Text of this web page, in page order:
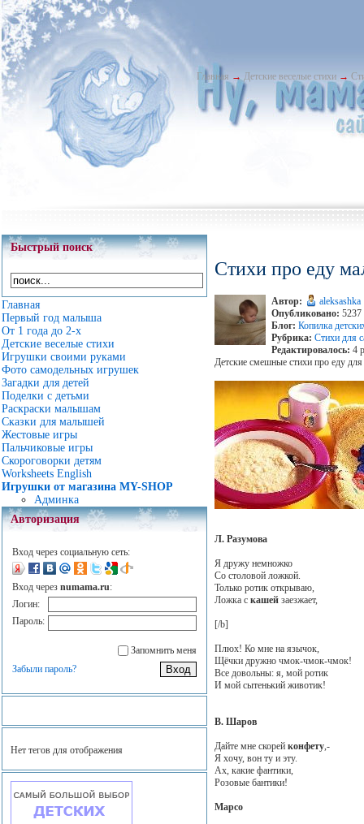
Главная → Детские веселые стихи →
Быстрый поиск
Главная
Первый год малыша
От 1 года до 2-х
Детские веселые стихи
Игрушки своими руками
Фото самодельных игрушек
Загадки для детей
Поделки с детьми
Раскраски малышам
Сказки для малышей
Жестовые игры
Пальчиковые игры
Скороговорки детям
Worksheets English
Игрушки от магазина MY-SHOP
Админка
Авторизация
Вход через социальную сеть:
Вход через numama.ru:
Логин:
Пароль:
Запомнить меня
Забыли пароль?
Нет тегов для отображения
Стихи про еду
Автор:
aleksashka
Опубликовано: 5237
Блог: Копилка
Рубрика: Стихи для
Редактировалось: 4
Детские смешные стихи про еду
Л. Разумова
Я дружу немножко
Со столовой ложкой.
Только ротик открываю,
Ложка с кашейзаезжает,
[/b]
Плюх! Ко мне на язычок,
Щёчки дружно чмок-чмок-чмок!
Все довольны: я, мой ротик
И мой сытенький животик!
В. Шаров
Дайте мне скорей конфету,-
Я хочу, вон ту и эту.
Ах, какие фантики,
Розовые бантики!
Марсо